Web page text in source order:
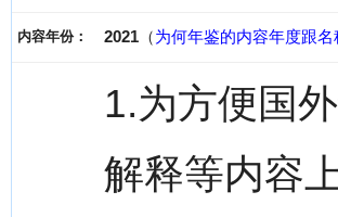
内容年份： 2021 （为何年鉴的内容年度跟名
1.为方便国
解释等内容